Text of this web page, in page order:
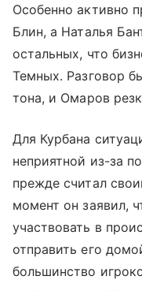
Особенно активно
Блин, а Наталья
остальных, что
Темных. Разговор
тона, и Омаров
Для Курбана
неприятной из-за
прежде считал
момент он заявил,
участвовать в
отправить его
большинство